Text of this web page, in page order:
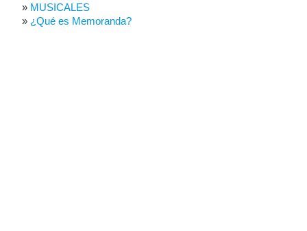
MUSICALES
¿Qué es Memoranda?